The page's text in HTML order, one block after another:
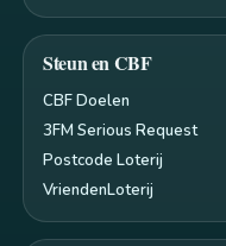
Steun en CBF
CBF Doelen
3FM Serious Request
Postcode Loterij
VriendenLoterij